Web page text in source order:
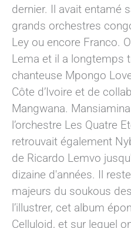
dernier. Il avait entamé
grands orchestres
Ley ou encore Franco.
Lema et il a longtemps
chanteuse Mpongo
Côte d’Ivoire et de
Mangwana.
l’orchestre Les Quatre
retrouvait également
de Ricardo Lemvo
dizaine d'années. Il
majeurs du soukous
l’illustrer, cet album
Celluloid, et sur lequel